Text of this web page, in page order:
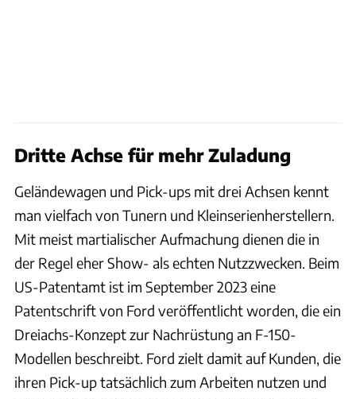
Dritte Achse für mehr Zuladung
Geländewagen und Pick-ups mit drei Achsen kennt
man vielfach von Tunern und Kleinserienherstellern.
Mit meist martialischer Aufmachung dienen die in
der Regel eher Show- als echten Nutzzwecken. Beim
US-Patentamt ist im September 2023 eine
Patentschrift von Ford veröffentlicht worden, die ein
Dreiachs-Konzept zur Nachrüstung an F-150-
Modellen beschreibt. Ford zielt damit auf Kunden, die
ihren Pick-up tatsächlich zum Arbeiten nutzen und